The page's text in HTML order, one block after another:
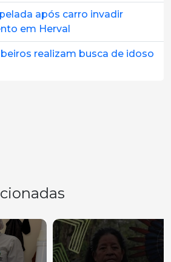
após carro invadir
em Herval
realizam busca de idoso